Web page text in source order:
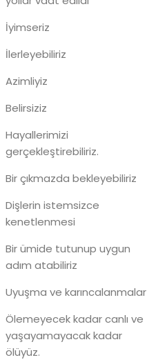
İyimseriz
İlerleyebiliriz
Azimliyiz
Belirsiziz
Hayallerimizi
gerçekleştirebiliriz.
Bir çıkmazda bekleyebiliriz
Dişlerin istemsizce
kenetlenmesi
Bir ümide tutunup uygun
adım atabiliriz
Uyuşma ve karıncalanmalar
Ölemeyecek kadar canlı ve
yaşayamayacak kadar
ölüyüz.